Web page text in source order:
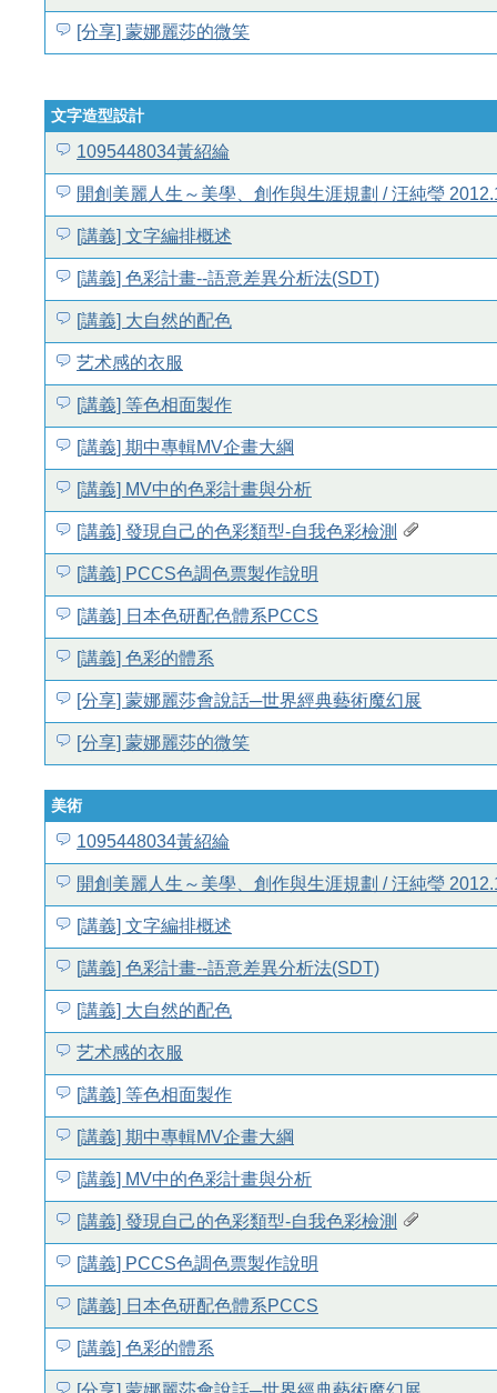
[分享] 蒙娜麗莎的微笑
文字造型設計
1095448034黃紹綸
開創美麗人生～美學、創作與生涯規劃 / 汪純瑩
[講義] 文字編排概述
[講義] 色彩計畫--語意差異分析法(SDT)
[講義] 大自然的配色
艺术感的衣服
[講義] 等色相面製作
[講義] 期中專輯MV企畫大綱
[講義] MV中的色彩計畫與分析
[講義] 發現自己的色彩類型-自我色彩檢測
[講義] PCCS色調色票製作說明
[講義] 日本色研配色體系PCCS
[講義] 色彩的體系
[分享] 蒙娜麗莎會說話─世界經典藝術魔幻展
[分享] 蒙娜麗莎的微笑
美術
1095448034黃紹綸
開創美麗人生～美學、創作與生涯規劃 / 汪純瑩
[講義] 文字編排概述
[講義] 色彩計畫--語意差異分析法(SDT)
[講義] 大自然的配色
艺术感的衣服
[講義] 等色相面製作
[講義] 期中專輯MV企畫大綱
[講義] MV中的色彩計畫與分析
[講義] 發現自己的色彩類型-自我色彩檢測
[講義] PCCS色調色票製作說明
[講義] 日本色研配色體系PCCS
[講義] 色彩的體系